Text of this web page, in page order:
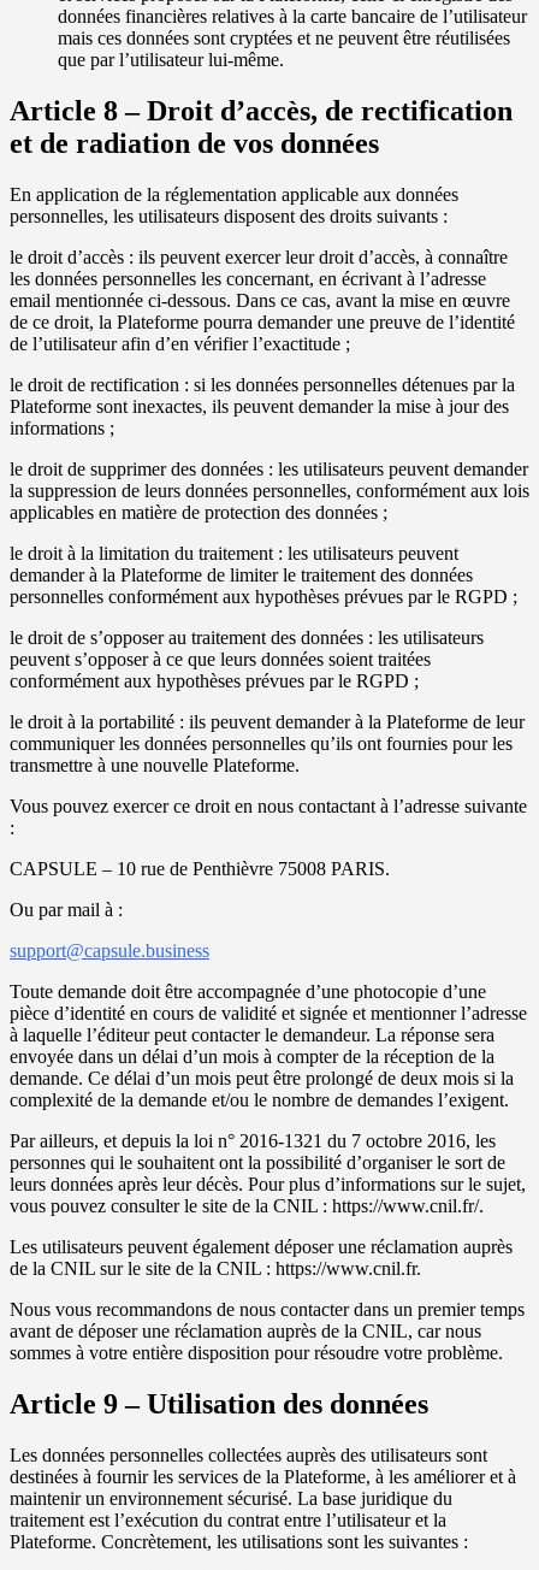
données financières relatives à la carte bancaire de l’utilisateur
mais ces données sont cryptées et ne peuvent être réutilisées
que par l’utilisateur lui-même.
Article 8 – Droit d’accès, de rectification
et de radiation de vos données
En application de la réglementation applicable aux données
personnelles, les utilisateurs disposent des droits suivants :
le droit d’accès : ils peuvent exercer leur droit d’accès, à connaître
les données personnelles les concernant, en écrivant à l’adresse
email mentionnée ci-dessous. Dans ce cas, avant la mise en œuvre
de ce droit, la Plateforme pourra demander une preuve de l’identité
de l’utilisateur afin d’en vérifier l’exactitude ;
le droit de rectification : si les données personnelles détenues par la
Plateforme sont inexactes, ils peuvent demander la mise à jour des
informations ;
le droit de supprimer des données : les utilisateurs peuvent demander
la suppression de leurs données personnelles, conformément aux lois
applicables en matière de protection des données ;
le droit à la limitation du traitement : les utilisateurs peuvent
demander à la Plateforme de limiter le traitement des données
personnelles conformément aux hypothèses prévues par le RGPD ;
le droit de s’opposer au traitement des données : les utilisateurs
peuvent s’opposer à ce que leurs données soient traitées
conformément aux hypothèses prévues par le RGPD ;
le droit à la portabilité : ils peuvent demander à la Plateforme de leur
communiquer les données personnelles qu’ils ont fournies pour les
transmettre à une nouvelle Plateforme.
Vous pouvez exercer ce droit en nous contactant à l’adresse suivante
:
CAPSULE – 10 rue de Penthièvre 75008 PARIS.
Ou par mail à :
support@capsule.business
Toute demande doit être accompagnée d’une photocopie d’une
pièce d’identité en cours de validité et signée et mentionner l’adresse
à laquelle l’éditeur peut contacter le demandeur. La réponse sera
envoyée dans un délai d’un mois à compter de la réception de la
demande. Ce délai d’un mois peut être prolongé de deux mois si la
complexité de la demande et/ou le nombre de demandes l’exigent.
Par ailleurs, et depuis la loi n° 2016-1321 du 7 octobre 2016, les
personnes qui le souhaitent ont la possibilité d’organiser le sort de
leurs données après leur décès. Pour plus d’informations sur le sujet,
vous pouvez consulter le site de la CNIL : https://www.cnil.fr/.
Les utilisateurs peuvent également déposer une réclamation auprès
de la CNIL sur le site de la CNIL : https://www.cnil.fr.
Nous vous recommandons de nous contacter dans un premier temps
avant de déposer une réclamation auprès de la CNIL, car nous
sommes à votre entière disposition pour résoudre votre problème.
Article 9 – Utilisation des données
Les données personnelles collectées auprès des utilisateurs sont
destinées à fournir les services de la Plateforme, à les améliorer et à
maintenir un environnement sécurisé. La base juridique du
traitement est l’exécution du contrat entre l’utilisateur et la
Plateforme. Concrètement, les utilisations sont les suivantes :